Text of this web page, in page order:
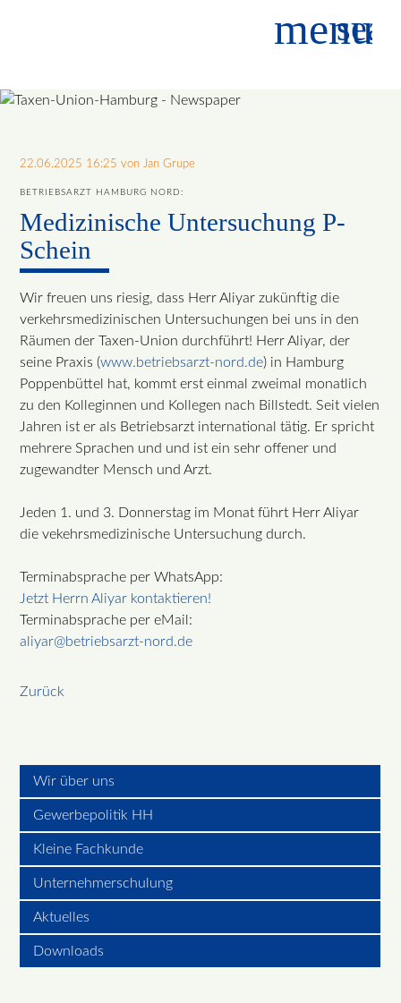
menu
22.06.2025 16:25 von Jan Grupe
BETRIEBSARZT HAMBURG NORD:
Medizinische Untersuchung P-
Schein
Wir freuen uns riesig, dass Herr Aliyar zukünftig die
verkehrsmedizinischen Untersuchungen bei uns in den
Räumen der Taxen-Union durchführt! Herr Aliyar, der
seine Praxis (www.betriebsarzt-nord.de) in Hamburg
Poppenbüttel hat, kommt erst einmal zweimal monatlich
zu den Kolleginnen und Kollegen nach Billstedt. Seit vielen
Jahren ist er als Betriebsarzt international tätig. Er spricht
mehrere Sprachen und und ist ein sehr offener und
zugewandter Mensch und Arzt.
Jeden 1. und 3. Donnerstag im Monat führt Herr Aliyar
die vekehrsmedizinische Untersuchung durch.
Terminabsprache per WhatsApp:
Jetzt Herrn Aliyar kontaktieren!
Terminabsprache per eMail:
aliyar@betriebsarzt-nord.de
Zurück
Wir über uns
Gewerbepolitik HH
Kleine Fachkunde
Unternehmerschulung
Aktuelles
Downloads